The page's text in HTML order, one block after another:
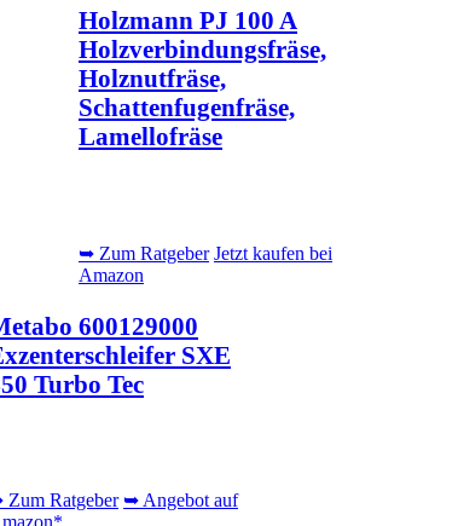
Holzmann PJ 100 A
Holzverbindungsfräse,
Holznutfräse,
Schattenfugenfräse,
Lamellofräse
➥ Zum Ratgeber Jetzt kaufen bei
Amazon
600129000
SXE
Turbo Tec
Zum Ratgeber ➥ Angebot auf